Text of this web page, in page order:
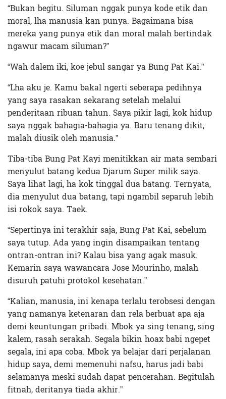
“Bukan begitu. Siluman nggak punya kode etik dan
moral, lha manusia kan punya. Bagaimana bisa
mereka yang punya etik dan moral malah bertindak
ngawur macam siluman?”
“Wah dalem iki, koe jebul sangar ya Bung Pat Kai.”
“Lha aku je. Kamu bakal ngerti seberapa pedihnya
yang saya rasakan sekarang setelah melalui
penderitaan ribuan tahun. Saya pikir lagi, kok hidup
saya nggak bahagia-bahagia ya. Baru tenang dikit,
malah diusik oleh manusia.”
Tiba-tiba Bung Pat Kayi menitikkan air mata sembari
menyulut batang kedua Djarum Super milik saya.
Saya lihat lagi, ha kok tinggal dua batang. Ternyata,
dia menyulut dua batang, tapi ngambil separuh lebih
isi rokok saya. Taek.
“Sepertinya ini terakhir saja, Bung Pat Kai, sebelum
saya tutup. Ada yang ingin disampaikan tentang
ontran-ontran ini? Kalau bisa yang agak masuk.
Kemarin saya wawancara Jose Mourinho, malah
disuruh patuhi protokol kesehatan.”
“Kalian, manusia, ini kenapa terlalu terobsesi dengan
yang namanya ketenaran dan rela berbuat apa aja
demi keuntungan pribadi. Mbok ya sing tenang, sing
kalem, rasah serakah. Segala bikin hoax babi ngepet
segala, ini apa coba. Mbok ya belajar dari perjalanan
hidup saya, demi memenuhi nafsu, harus jadi babi
selamanya meski sudah dapat pencerahan. Begitulah
fitnah, deritanya tiada akhir.”